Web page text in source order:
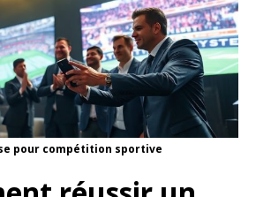
pour compétition sportive